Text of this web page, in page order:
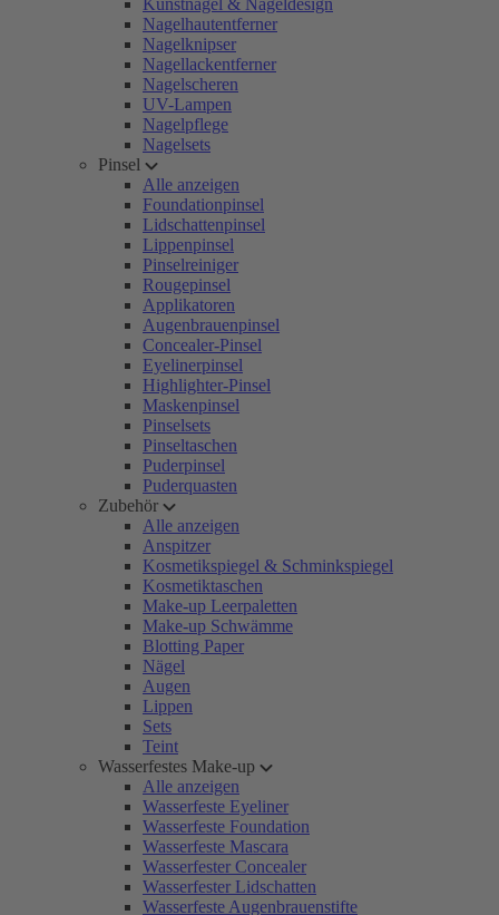
Kunstnägel & Nageldesign
Nagelhautentferner
Nagelknipser
Nagellackentferner
Nagelscheren
UV-Lampen
Nagelpflege
Nagelsets
Pinsel
Alle anzeigen
Foundationpinsel
Lidschattenpinsel
Lippenpinsel
Pinselreiniger
Rougepinsel
Applikatoren
Augenbrauenpinsel
Concealer-Pinsel
Eyelinerpinsel
Highlighter-Pinsel
Maskenpinsel
Pinselsets
Pinseltaschen
Puderpinsel
Puderquasten
Zubehör
Alle anzeigen
Anspitzer
Kosmetikspiegel & Schminkspiegel
Kosmetiktaschen
Make-up Leerpaletten
Make-up Schwämme
Blotting Paper
Nägel
Augen
Lippen
Sets
Teint
Wasserfestes Make-up
Alle anzeigen
Wasserfeste Eyeliner
Wasserfeste Foundation
Wasserfeste Mascara
Wasserfester Concealer
Wasserfester Lidschatten
Wasserfeste Augenbrauenstifte